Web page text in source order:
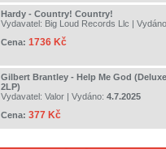
Hardy - Country! Country!
Vydavatel: Big Loud Records Llc |
Cena: 1736 Kč
Gilbert Brantley - Help Me God
2LP)
Vydavatel: Valor | Vydáno: 4.7.2025
Cena: 377 Kč